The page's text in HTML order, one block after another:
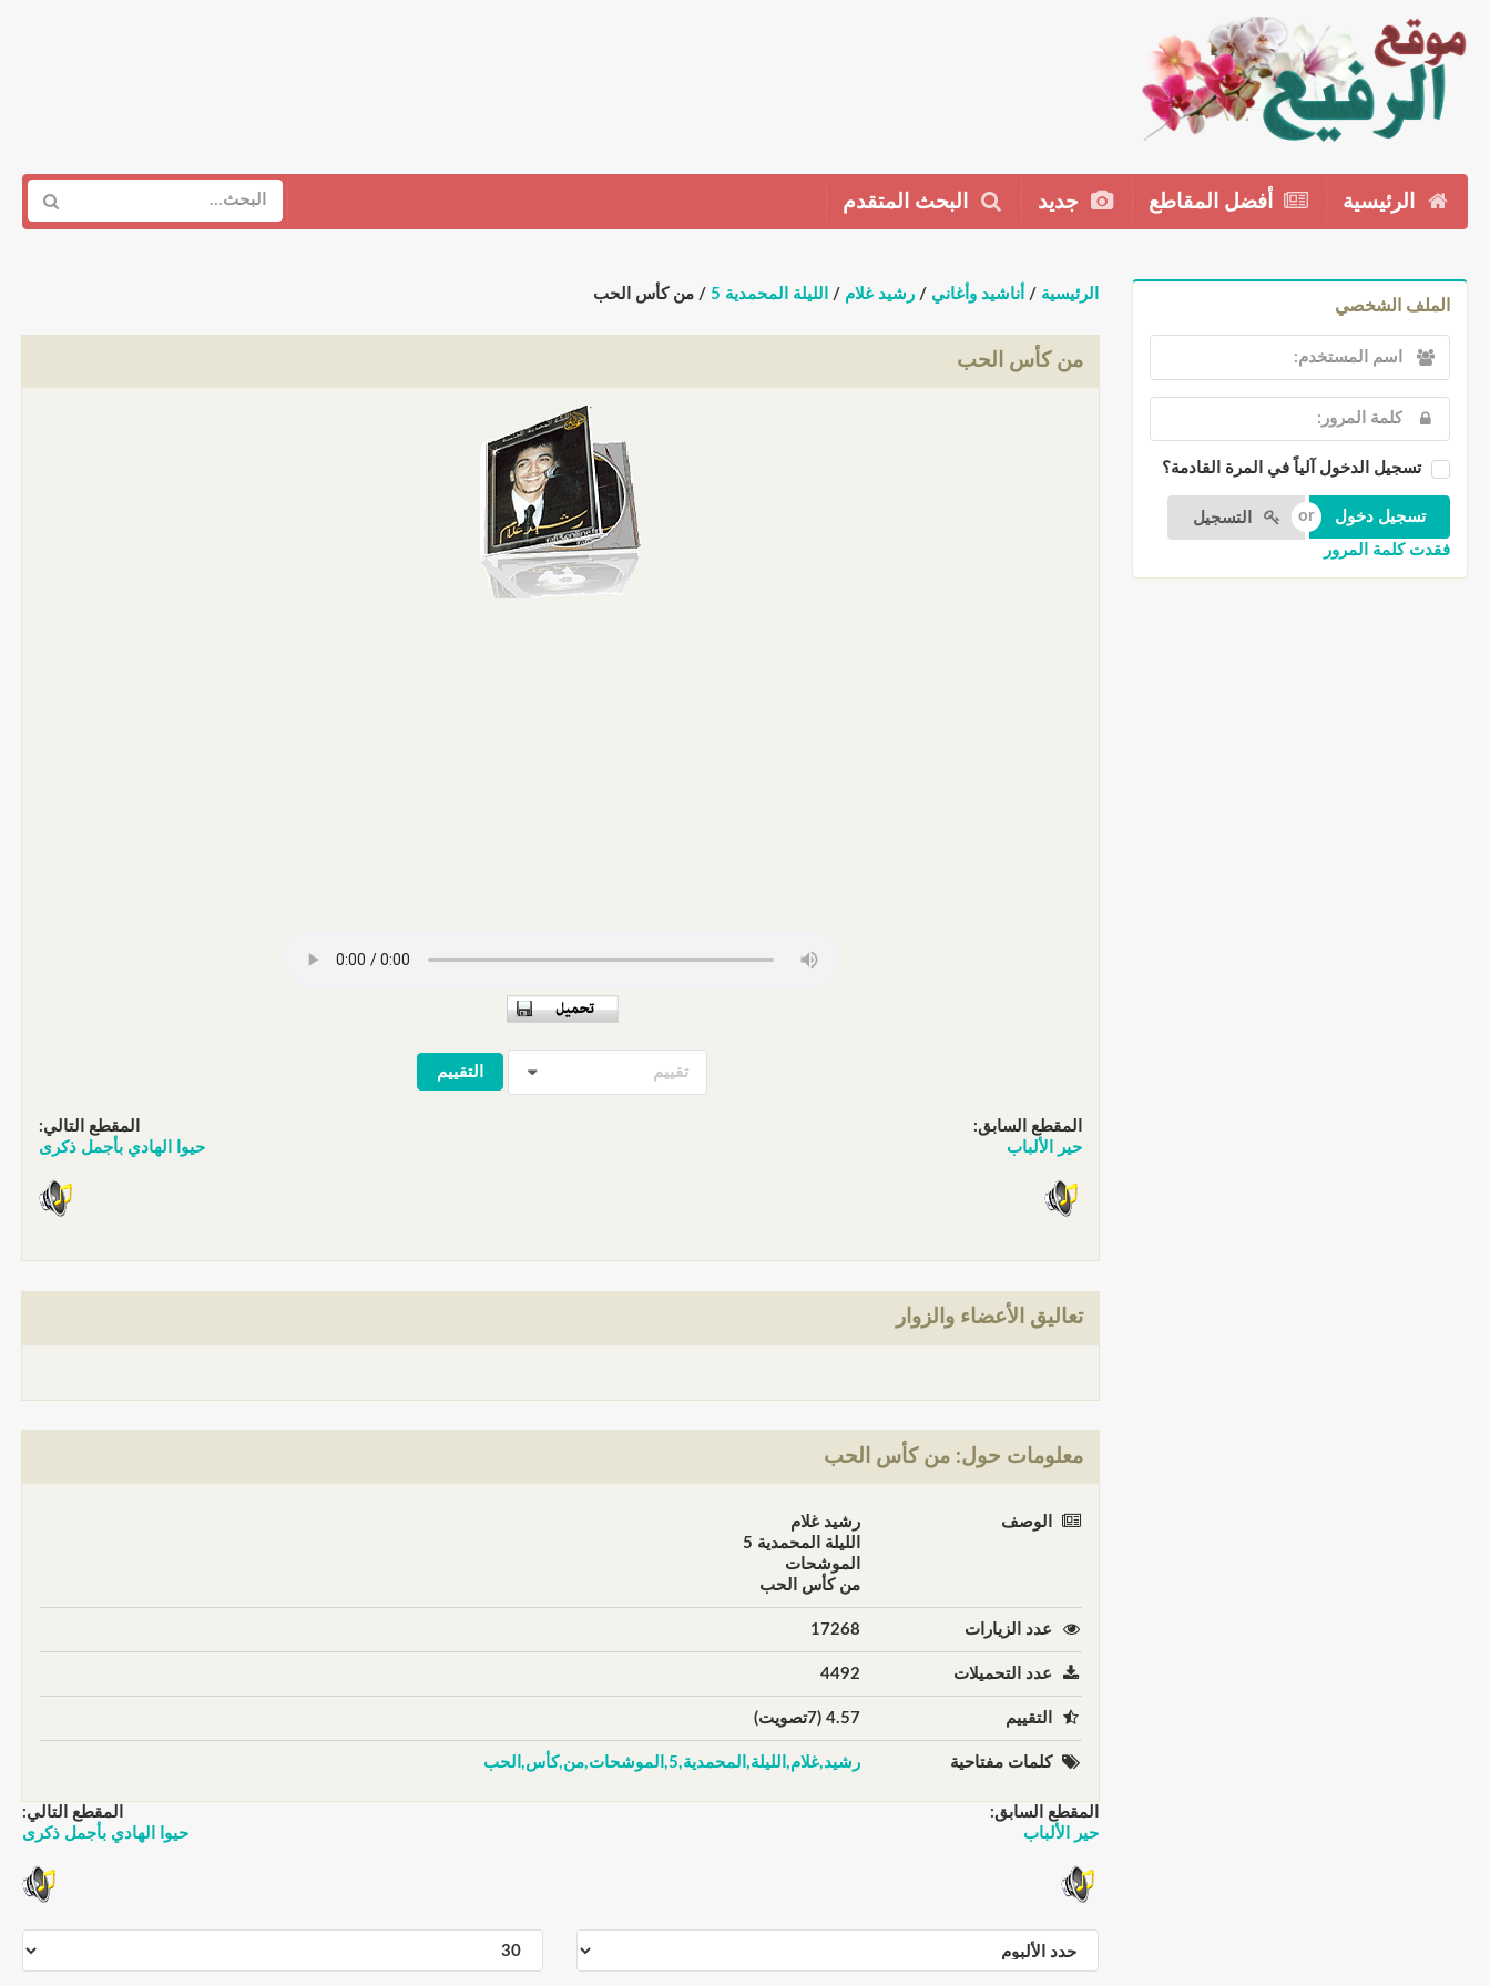
الرئيسية أفضل المقاطع جديد البحث المتقدم
الملف الشخصي
تسجيل الدخول آلياً في المرة القادمة؟
التسجيل
فقدت كلمة المرور
الرئيسية / أناشيد وأغاني /رشيد غلام / الليلة المحمدية 5 / من كأس الحب
من كأس الحب
تقييم
المقطع السابق:
حير الألباب
المقطع التالي:
حيوا الهادي بأجمل ذكرى
تعاليق الأعضاء والزوار
معلومات حول: من كأس الحب
الوصف
رشيد غلام
الليلة المحمدية 5
الموشحات
من كأس الحب
عدد الزيارات 17268
عدد التحميلات 4492
التقييم 4.57 (7تصويت)
كلمات مفتاحية رشيد,غلام,الليلة,المحمدية,5,الموشحات,من,كأس,الحب
المقطع السابق:
حير الألباب
المقطع التالي:
حيوا الهادي بأجمل ذكرى